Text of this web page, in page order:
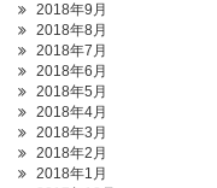
2018年9月
2018年8月
2018年7月
2018年6月
2018年5月
2018年4月
2018年3月
2018年2月
2018年1月